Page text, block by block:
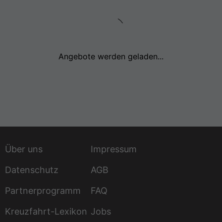
Angebote werden geladen...
Über uns
Impressum
Datenschutz
AGB
Partnerprogramm
FAQ
Kreuzfahrt-Lexikon Jobs